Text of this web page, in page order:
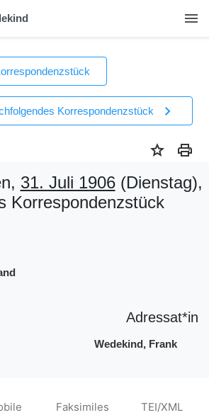
menu
Korrespondenzstück chevron_right
star print
31. Juli 1906(Dienstag),
Korrespondenzstück
Adressat*in
Wedekind, Frank
Faksimiles TEI/XML